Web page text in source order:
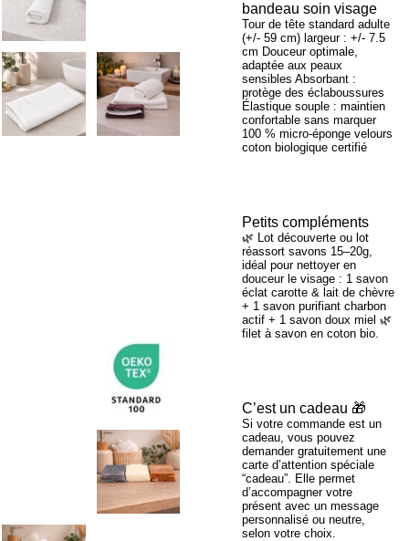
bandeau soin visage
Tour de tête standard adulte
(+/- 59 cm) largeur : +/- 7.5
cm Douceur optimale,
adaptée aux peaux
sensibles Absorbant :
protège des éclaboussures
Élastique souple : maintien
confortable sans marquer
100 % micro-éponge velours
coton biologique certifié
Petits compléments
🌿 Lot découverte ou lot
réassort savons 15–20g,
idéal pour nettoyer en
douceur le visage : 1 savon
éclat carotte & lait de chèvre
+ 1 savon purifiant charbon
actif + 1 savon doux miel 🌿
filet à savon en coton bio.
C’est un cadeau 🎁
Si votre commande est un
cadeau, vous pouvez
demander gratuitement une
carte d’attention spéciale
“cadeau”. Elle permet
d’accompagner votre
présent avec un message
personnalisé ou neutre,
selon votre choix.